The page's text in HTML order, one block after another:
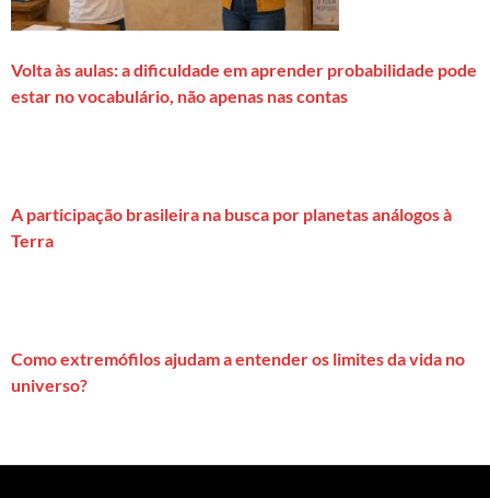
Volta às aulas: a dificuldade em aprender probabilidade pode
estar no vocabulário, não apenas nas contas
A participação brasileira na busca por planetas análogos à
Terra
Como extremófilos ajudam a entender os limites da vida no
universo?